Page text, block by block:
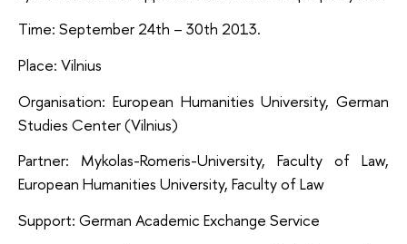
Time: September 24th – 30th 2013.
Place: Vilnius
Organisation: European Humanities University, German
Studies Center (Vilnius)
Partner: Mykolas-Romeris-University, Faculty of Law,
European Humanities University, Faculty of Law
Support: German Academic Exchange Service